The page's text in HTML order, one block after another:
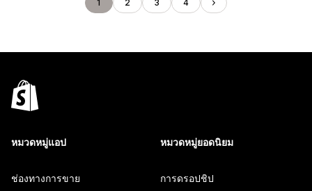
1 2 3 4
หมวดหมู่แอป
ช่องทางการขาย
หมวดหมู่ยอดนิยม
การดรอปชิป